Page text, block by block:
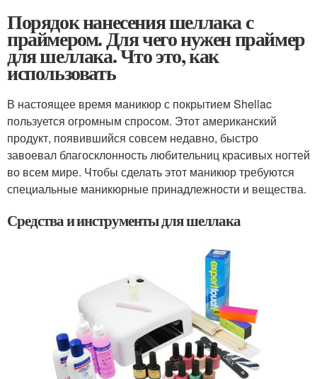
Порядок нанесения шеллака с
праймером. Для чего нужен праймер
для шеллака. Что это, как
использовать
В настоящее время маникюр с покрытием Shellac
пользуется огромным спросом. Этот американский
продукт, появившийся совсем недавно, быстро
завоевал благосклонность любительниц красивых ногтей
во всем мире. Чтобы сделать этот маникюр требуются
специальные маникюрные принадлежности и вещества.
Средства и инструменты для шеллака